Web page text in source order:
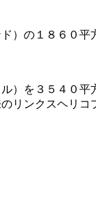
）の１８６０
）を３５４０
ンクスヘリ